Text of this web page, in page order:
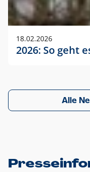
18.02.2026
2026: So geht
Alle